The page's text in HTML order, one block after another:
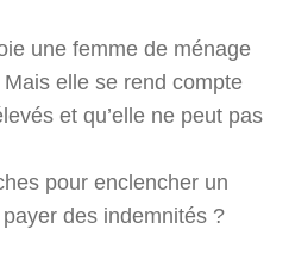
une femme de ménage
elle se rend compte
et qu’elle ne peut pas
pour enclencher un
des indemnités ?